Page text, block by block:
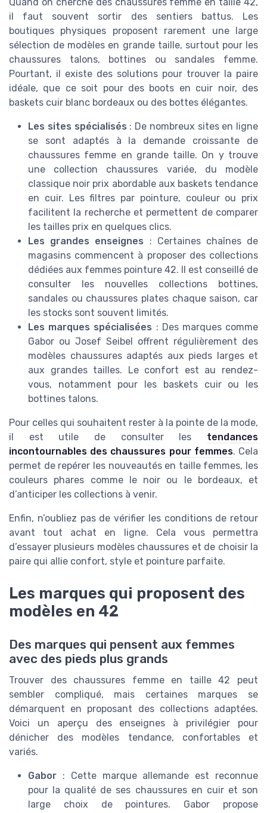
il faut souvent sortir des sentiers battus. Les
boutiques physiques proposent rarement une large
sélection de modèles en grande taille, surtout pour les
chaussures talons, bottines ou sandales femme.
Pourtant, il existe des solutions pour trouver la paire
idéale, que ce soit pour des boots en cuir noir, des
baskets cuir blanc bordeaux ou des bottes élégantes.
Les sites spécialisés : De nombreux sites en ligne
se sont adaptés à la demande croissante de
chaussures femme en grande taille. On y trouve
une collection chaussures variée, du modèle
classique noir prix abordable aux baskets tendance
en cuir. Les filtres par pointure, couleur ou prix
facilitent la recherche et permettent de comparer
les tailles prix en quelques clics.
Les grandes enseignes : Certaines chaînes de
magasins commencent à proposer des collections
dédiées aux femmes pointure 42. Il est conseillé de
consulter les nouvelles collections bottines,
sandales ou chaussures plates chaque saison, car
les stocks sont souvent limités.
Les marques spécialisées : Des marques comme
Gabor ou Josef Seibel offrent régulièrement des
modèles chaussures adaptés aux pieds larges et
aux grandes tailles. Le confort est au rendez-
vous, notamment pour les baskets cuir ou les
bottines talons.
Pour celles qui souhaitent rester à la pointe de la mode,
il est utile de consulter les tendances
incontournables des chaussures pour femmes. Cela
permet de repérer les nouveautés en taille femmes, les
couleurs phares comme le noir ou le bordeaux, et
d’anticiper les collections à venir.
Enfin, n’oubliez pas de vérifier les conditions de retour
avant tout achat en ligne. Cela vous permettra
d’essayer plusieurs modèles chaussures et de choisir la
paire qui allie confort, style et pointure parfaite.
Les marques qui proposent des
modèles en 42
Des marques qui pensent aux femmes
avec des pieds plus grands
Trouver des chaussures femme en taille 42 peut
sembler compliqué, mais certaines marques se
démarquent en proposant des collections adaptées.
Voici un aperçu des enseignes à privilégier pour
dénicher des modèles tendance, confortables et
variés.
Gabor : Cette marque allemande est reconnue
pour la qualité de ses chaussures en cuir et son
large choix de pointures. Gabor propose